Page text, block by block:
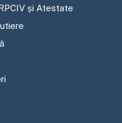
și Atestate